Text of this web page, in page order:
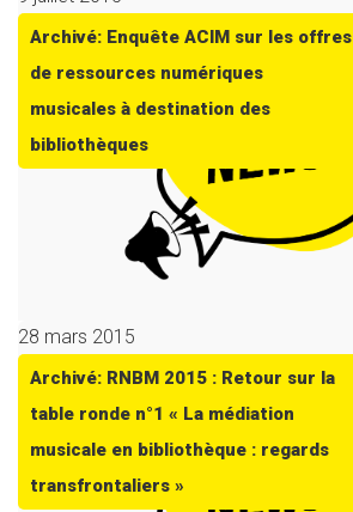
Archivé: Enquête ACIM sur les offres
de ressources numériques
musicales à destination des
bibliothèques
28 mars 2015
Archivé: RNBM 2015 : Retour sur la
table ronde n°1 « La médiation
musicale en bibliothèque : regards
transfrontaliers »